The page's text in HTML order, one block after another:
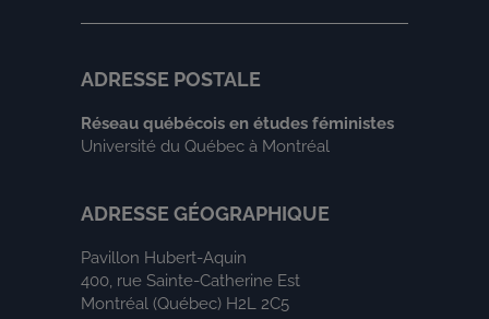
ADRESSE POSTALE
Réseau québécois en études féministes
Université du Québec à Montréal
ADRESSE GÉOGRAPHIQUE
Pavillon Hubert-Aquin
400, rue Sainte-Catherine Est
Montréal (Québec) H2L 2C5